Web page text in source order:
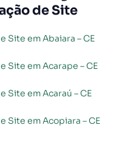
de Site
Site em Abaiara – CE
Site em Acarape – CE
Site em Acaraú – CE
Site em Acopiara – CE